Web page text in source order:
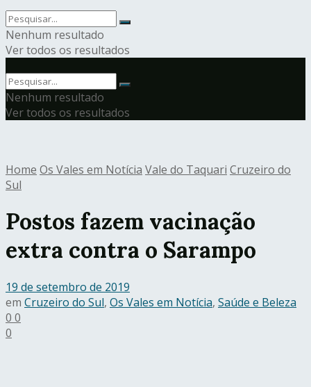
Nenhum resultado
Ver todos os resultados
Nenhum resultado
Ver todos os resultados
Home Os Vales em Notícia Vale do Taquari Cruzeiro do
Sul
Postos fazem vacinação
extra contra o Sarampo
19 de setembro de 2019
em Cruzeiro do Sul, Os Vales em Notícia, Saúde e Beleza
0 0
0